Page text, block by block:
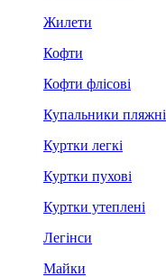
Жилети
Кофти
Кофти флісові
Купальники пляжні
Куртки легкі
Куртки пухові
Куртки утеплені
Легінси
Майки